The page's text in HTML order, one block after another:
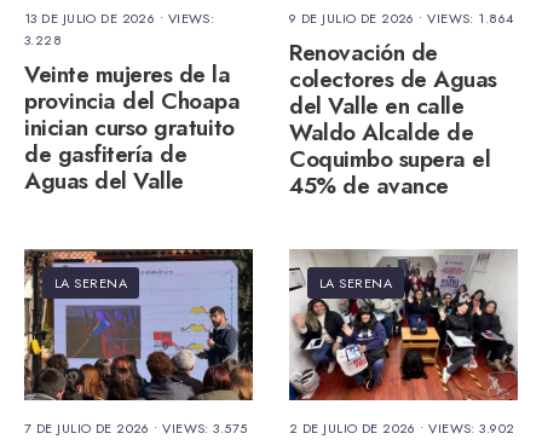
13 DE JULIO DE 2026 • VIEWS:
3.228
Veinte mujeres de la
provincia del Choapa
inician curso gratuito
de gasfitería de
Aguas del Valle
9 DE JULIO DE 2026 •VIEWS: 1.864
Renovación de
colectores de Aguas
del Valle en calle
Waldo Alcalde de
Coquimbo supera el
45% de avance
LA SERENA
7 DE JULIO DE 2026 •VIEWS: 3.575
LA SERENA
2 DE JULIO DE 2026 •VIEWS: 3.902